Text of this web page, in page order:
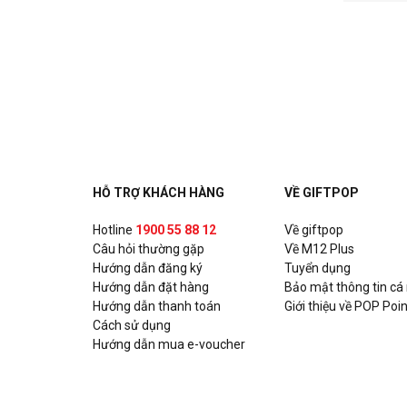
HỖ TRỢ KHÁCH HÀNG
Hotline 1900 55 88 12
Câu hỏi thường gặp
Hướng dẫn đăng ký
Hướng dẫn đặt hàng
Hướng dẫn thanh toán
Cách sử dụng
Hướng dẫn mua e-voucher
VỀ GIFTPOP
Về giftpop
Về M12 Plus
Tuyển dụng
Bảo mật thông tin cá
Giới thiệu về POP